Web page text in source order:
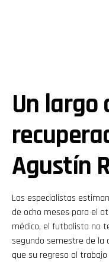
Un largo
Agustín
Los especialistas
de ocho meses para el
médico, el futbolista no
segundo semestre de la
que su regreso al